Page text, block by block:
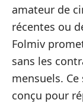
amateur de
récentes ou
Folmiv
sans les
mensuels.
conçu pour